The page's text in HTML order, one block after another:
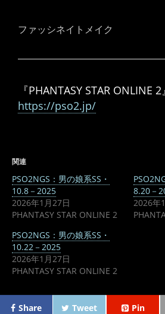
ファッシネイトメイク
『PHANTASY STAR ONLINE
https://pso2.jp/
関連
PSO2NGS：男の娘系SS・
10.8－2025
2026年1月27日
PHANTASY STAR ONLINE 2
8.20－
2026年
PSO2NGS：男の娘系SS・
10.22－2025
2026年1月27日
PHANTASY STAR ONLINE 2
Share Tweet Pin